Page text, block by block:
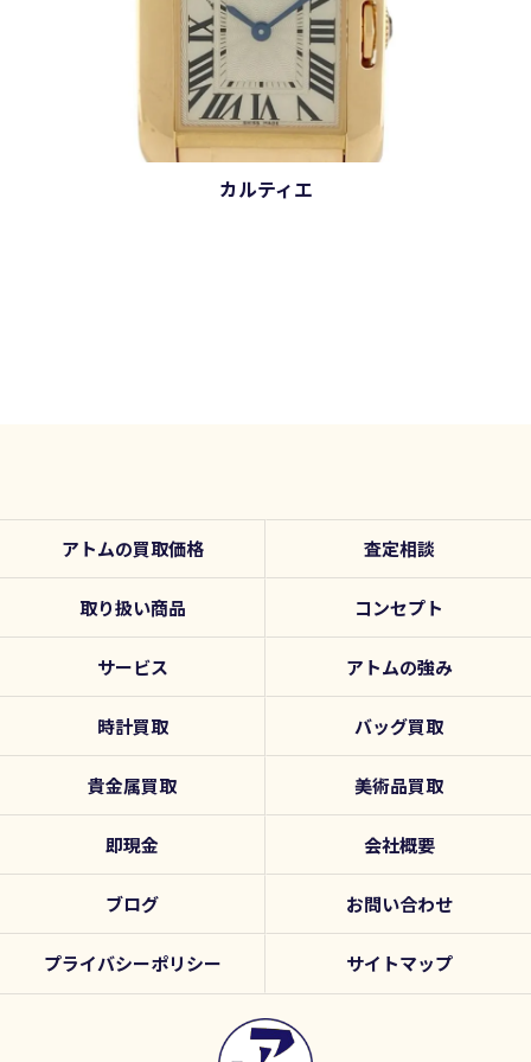
カルティエ
アトムの買取価格 査定相談
取り扱い商品 コンセプト
サービス アトムの強み
時計買取 バッグ買取
貴金属買取 美術品買取
即現金 会社概要
ブログ お問い合わせ
プライバシーポリシー サイトマップ